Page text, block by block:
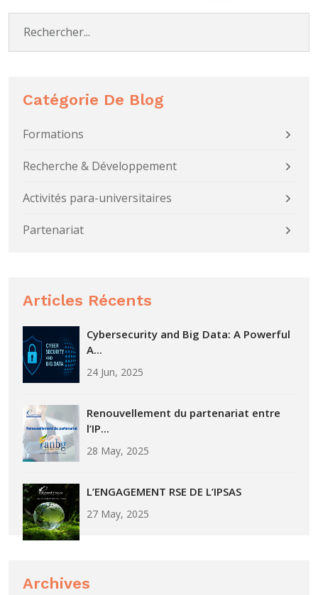
Catégorie De Blog
Formations
Recherche & Développement
Activités para-universitaires
Partenariat
Articles Récents
Cybersecurity and Big Data: A Powerful
A...
24 Jun, 2025
Renouvellement du partenariat entre
l’IP...
28 May, 2025
L’ENGAGEMENT RSE DE L’IPSAS
27 May, 2025
Archives